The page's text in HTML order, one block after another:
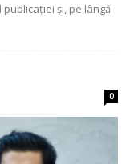
și, pe lângă
0